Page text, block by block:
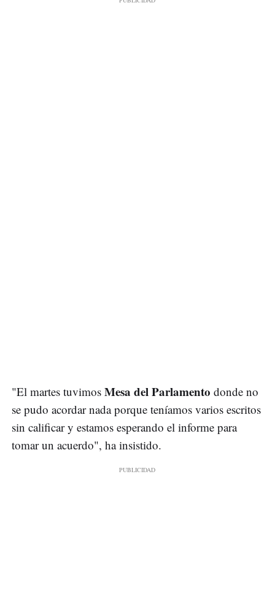
"El martes tuvimos Mesa del Parlamento donde no
se pudo acordar nada porque teníamos varios escritos
sin calificar y estamos esperando el informe para
tomar un acuerdo", ha insistido.